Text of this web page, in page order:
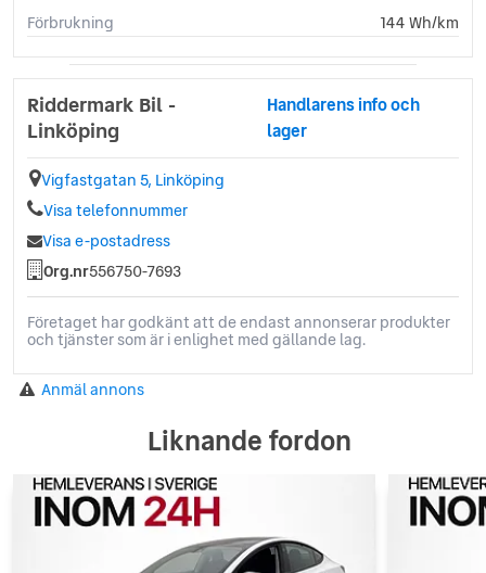
Förbrukning
144 Wh/km
Riddermark Bil -
Linköping
Handlarens info och
lager
Vigfastgatan 5, Linköping
Visa telefonnummer
Visa e-postadress
Org.nr556750-7693
Företaget har godkänt att de endast annonserar produkter
och tjänster som är i enlighet med gällande lag.
Anmäl annons
Liknande fordon